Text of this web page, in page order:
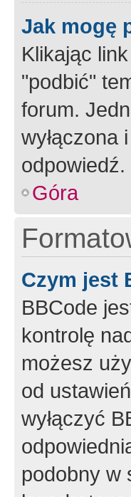
Jak mogę
Klikając
"podbić"
forum.
wyłączona
Góra
Czym jest
BBCode
kontrolę
możesz
od
wyłączyć
podobny w